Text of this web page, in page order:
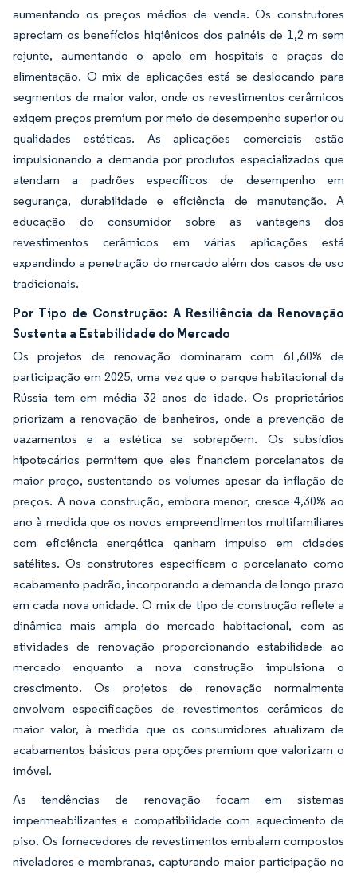
aumentando os preços médios de venda. Os construtores
apreciam os benefícios higiênicos dos painéis de 1,2 m sem
rejunte, aumentando o apelo em hospitais e praças de
alimentação. O mix de aplicações está se deslocando para
segmentos de maior valor, onde os revestimentos cerâmicos
exigem preços premium por meio de desempenho superior ou
qualidades estéticas. As aplicações comerciais estão
impulsionando a demanda por produtos especializados que
atendam a padrões específicos de desempenho em
segurança, durabilidade e eficiência de manutenção. A
educação do consumidor sobre as vantagens dos
revestimentos cerâmicos em várias aplicações está
expandindo a penetração do mercado além dos casos de uso
tradicionais.
Por Tipo de Construção: A Resiliência da Renovação
Sustenta a Estabilidade do Mercado
Os projetos de renovação dominaram com 61,60% de
participação em 2025, uma vez que o parque habitacional da
Rússia tem em média 32 anos de idade. Os proprietários
priorizam a renovação de banheiros, onde a prevenção de
vazamentos e a estética se sobrepõem. Os subsídios
hipotecários permitem que eles financiem porcelanatos de
maior preço, sustentando os volumes apesar da inflação de
preços. A nova construção, embora menor, cresce 4,30% ao
ano à medida que os novos empreendimentos multifamiliares
com eficiência energética ganham impulso em cidades
satélites. Os construtores especificam o porcelanato como
acabamento padrão, incorporando a demanda de longo prazo
em cada nova unidade. O mix de tipo de construção reflete a
dinâmica mais ampla do mercado habitacional, com as
atividades de renovação proporcionando estabilidade ao
mercado enquanto a nova construção impulsiona o
crescimento. Os projetos de renovação normalmente
envolvem especificações de revestimentos cerâmicos de
maior valor, à medida que os consumidores atualizam de
acabamentos básicos para opções premium que valorizam o
imóvel.
As tendências de renovação focam em sistemas
impermeabilizantes e compatibilidade com aquecimento de
piso. Os fornecedores de revestimentos embalam compostos
niveladores e membranas, capturando maior participação no